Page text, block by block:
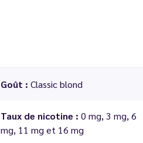
Goût : Classic blond
Taux de nicotine : 0 mg, 3 mg, 6
mg, 11 mg et 16 mg